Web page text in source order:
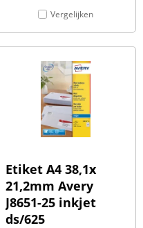
Vergelijken
Etiket A4 38,1x
21,2mm Avery
J8651-25 inkjet
ds/625